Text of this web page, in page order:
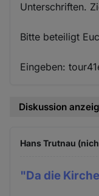
Unterschriften.
Bitte beteiligt
Eingeben:
Diskussion
Hans Trutnau
"Da die